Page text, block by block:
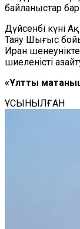
байланыстар
Дүйсенбі күні
Таяу Шығыс
Иран
шиеленісті
«Ұлттық
ҰСЫНЫЛҒАН